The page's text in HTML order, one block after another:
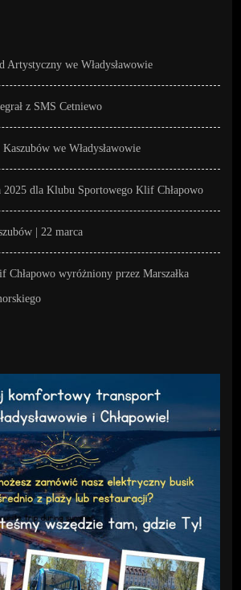
Artystyczny we Władysławowie
z SMS Cetniewo
we Władysławowie
2025 dla Klubu Sportowego Klif Chłapowo
| 22 marca
wyróżniony przez Marszałka